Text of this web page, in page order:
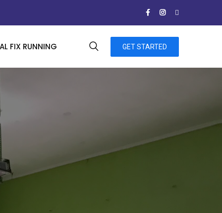
FIX RUNNING GET STARTED